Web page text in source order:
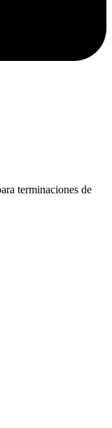
terminaciones de